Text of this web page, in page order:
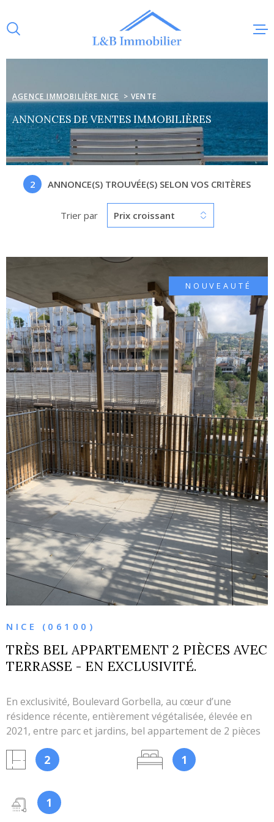
au
menu
au
contenu
VENTES
AGENCE IMMOBILIÈRE NICE VENTE
ANNONCES DE VENTES IMMOBILIÈRES
2 ANNONCE(S) TROUVÉE(S) SELON VOS CRITÈRES
Trier par Prix croissant
NICE (06100)
TRÈS BEL APPARTEMENT 2 PIÈCES AVEC
TERRASSE - EN EXCLUSIVITÉ.
En exclusivité, Boulevard Gorbella, au cœur d’une
résidence récente, entièrement végétalisée, élevée en
2021, entre parc et jardins, bel appartement de 2 pièces
principales avec terrasse. Situé au 4ème étage avec
ascenseur, sa surface de 37 m2 offre une pièce à vivre
avec cuisine ouverte, aménagée et en partie équipée
(plaques, four et hotte), une chambre, avec placards
intégrés, salle de douches avec toilettes. La pièce à vivre
2 1
1
NOUVEAUTÉ
VOIR LE BIEN